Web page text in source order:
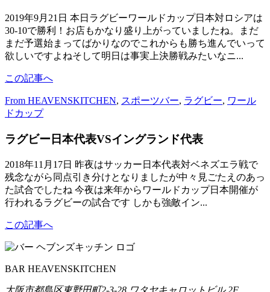
2019年9月21日 本日ラグビーワールドカップ日本対ロシアは
30-10で勝利！お店もかなり盛り上がっていましたね。まだ
まだ予選始まってばかりなのでこれからも勝ち進んでいって
欲しいですよねそして明日は事実上決勝戦みたいなニ...
この記事へ
From HEAVENSKITCHEN, スポーツバー, ラグビー, ワール
ドカップ
ラグビー日本代表VSイングランド代表
2018年11月17日 昨夜はサッカー日本代表対ベネズエラ戦で
残念ながら同点引き分けとなりましたが中々見ごたえのあっ
た試合でしたね 今夜は来年からワールドカップ日本開催が
行われるラグビーの試合です しかも強敵イン...
この記事へ
BAR HEAVENSKITCHEN
大阪市都島区東野田町2-3-28 ワタヤキャロットビル 2F